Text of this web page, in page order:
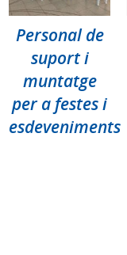
Personal de
suport i
muntatge
per a festes i
esdeveniments